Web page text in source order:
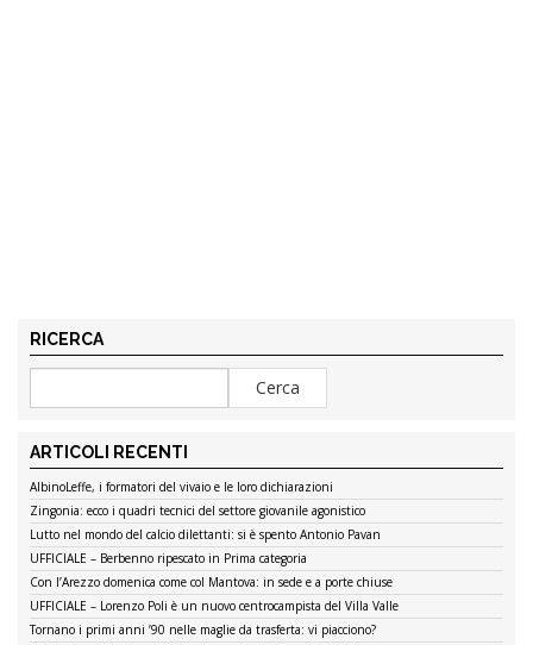
RICERCA
ARTICOLI RECENTI
AlbinoLeffe, i formatori del vivaio e le loro dichiarazioni
Zingonia: ecco i quadri tecnici del settore giovanile agonistico
Lutto nel mondo del calcio dilettanti: si è spento Antonio Pavan
UFFICIALE – Berbenno ripescato in Prima categoria
Con l’Arezzo domenica come col Mantova: in sede e a porte chiuse
UFFICIALE – Lorenzo Poli è un nuovo centrocampista del Villa Valle
Tornano i primi anni ’90 nelle maglie da trasferta: vi piacciono?